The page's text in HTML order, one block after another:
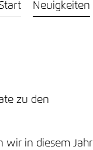
Neuigkeiten
zu den
wir in diesem Jahr